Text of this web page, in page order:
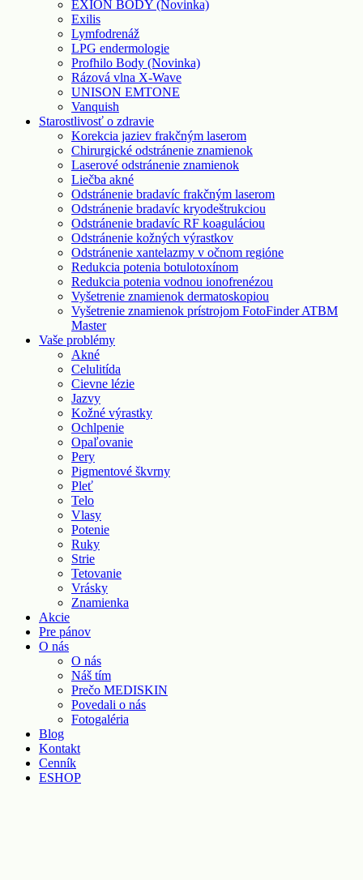
EXION BODY (Novinka)
Exilis
Lymfodrenáž
LPG endermologie
Profhilo Body (Novinka)
Rázová vlna X-Wave
UNISON EMTONE
Vanquish
Starostlivosť o zdravie
Korekcia jaziev frakčným laserom
Chirurgické odstránenie znamienok
Laserové odstránenie znamienok
Liečba akné
Odstránenie bradavíc frakčným laserom
Odstránenie bradavíc kryodeštrukciou
Odstránenie bradavíc RF koaguláciou
Odstránenie kožných výrastkov
Odstránenie xantelazmy v očnom regióne
Redukcia potenia botulotoxínom
Redukcia potenia vodnou ionofrenézou
Vyšetrenie znamienok dermatoskopiou
Vyšetrenie znamienok prístrojom FotoFinder ATBM
Master
Vaše problémy
Akné
Celulitída
Cievne lézie
Jazvy
Kožné výrastky
Ochlpenie
Opaľovanie
Pery
Pigmentové škvrny
Pleť
Telo
Vlasy
Potenie
Ruky
Strie
Tetovanie
Vrásky
Znamienka
Akcie
Pre pánov
O nás
O nás
Náš tím
Prečo MEDISKIN
Povedali o nás
Fotogaléria
Blog
Kontakt
Cenník
ESHOP